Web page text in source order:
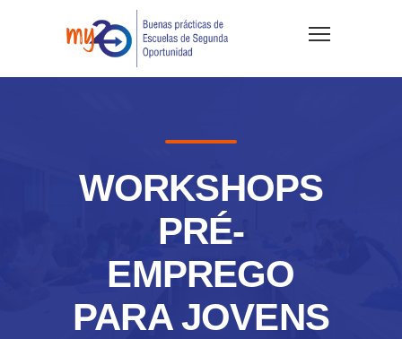
WORKSHOPS
PRÉ-
EMPREGO
PARA JOVENS